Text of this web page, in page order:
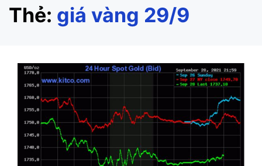
Thẻ: giá vàng 29/9